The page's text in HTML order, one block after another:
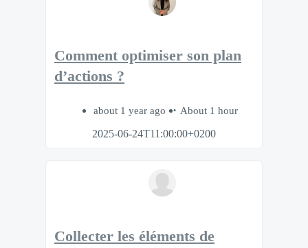
Comment optimiser son plan
d’actions ?
about 1 year ago
About 1 hour
2025-06-24T11:00:00+0200
Collecter les éléments de